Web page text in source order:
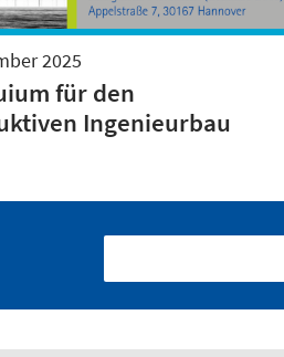
2025
für den
Ingenieurbau